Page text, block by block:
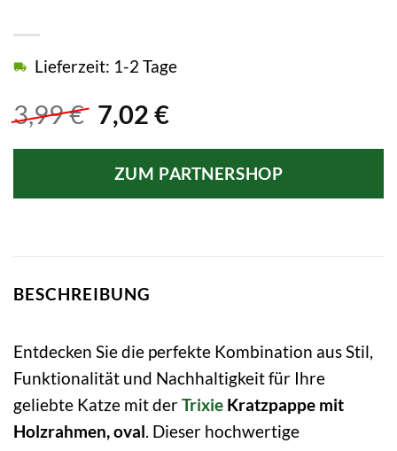
3,99€ Ursprünglicher
war:
3,99 €
7,02 €Aktueller
ist:
7,02 €.
Lieferzeit: 1-2 Tage
ZUM PARTNERSHOP
BESCHREIBUNG
Entdecken Sie die perfekte Kombination aus Stil,
Funktionalität und Nachhaltigkeit für Ihre
geliebte Katze mit derTrixie Kratzpappe mit
Holzrahmen, oval . Dieser hochwertige